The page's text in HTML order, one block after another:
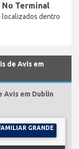
Terminal
localizados dentro
de Avis em
Avis em Dublin
GRANDE